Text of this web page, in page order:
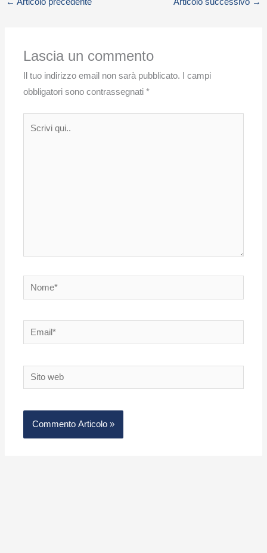
Lascia un commento
Il tuo indirizzo email non sarà pubblicato.
I campi
obbligatori sono contrassegnati*
Nome*
Email*
Sito
web